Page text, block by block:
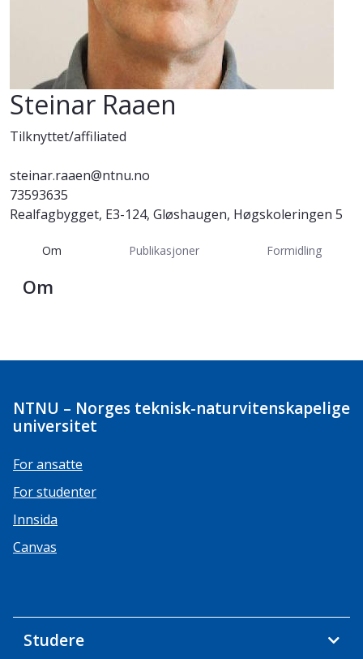
Steinar Raaen
Tilknyttet/affiliated
steinar.raaen@ntnu.no
73593635
Realfagbygget, E3-124, Gløshaugen, Høgskoleringen 5
Om Publikasjoner Formidling
Om
NTNU – Norges teknisk-naturvitenskapelige
universitet
For ansatte
For studenter
Innsida
Canvas
Studere